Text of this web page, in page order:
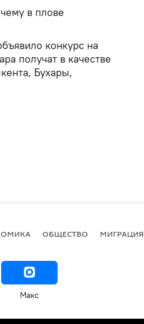
в плове
конкурс на
получат в качестве
Бухары,
ОБЩЕСТВО МИГРАЦИЯ
Макс